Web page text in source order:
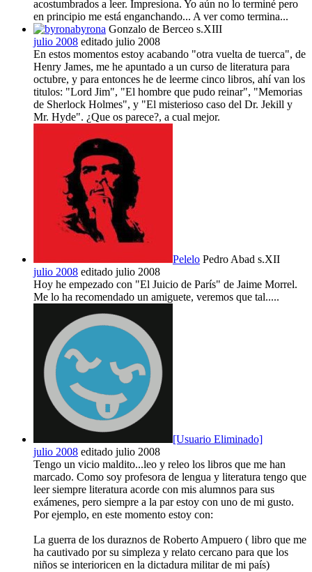
acostumbrados a leer. Impresiona. Yo aún no lo terminé pero
en principio me está enganchando... A ver como termina...
byrona Gonzalo de Berceo s.XIII
julio 2008 editado julio 2008
En estos momentos estoy acabando "otra vuelta de tuerca", de
Henry James, me he apuntado a un curso de literatura para
octubre, y para entonces he de leerme cinco libros, ahí van los
titulos: "Lord Jim", "El hombre que pudo reinar", "Memorias
de Sherlock Holmes", y "El misterioso caso del Dr. Jekill y
Mr. Hyde". ¿Que os parece?, a cual mejor.
Pelelo Pedro Abad s.XII
julio 2008 editado julio 2008
Hoy he empezado con "El Juicio de París" de Jaime Morrel.
Me lo ha recomendado un amiguete, veremos que tal.....
[Usuario Eliminado]
julio 2008 editado julio 2008
Tengo un vicio maldito...leo y releo los libros que me han
marcado. Como soy profesora de lengua y literatura tengo que
leer siempre literatura acorde con mis alumnos para sus
exámenes, pero siempre a la par estoy con uno de mi gusto.
Por ejemplo, en este momento estoy con:
La guerra de los duraznos de Roberto Ampuero ( libro que me
ha cautivado por su simpleza y relato cercano para que los
niños se interioricen en la dictadura militar de mi país)